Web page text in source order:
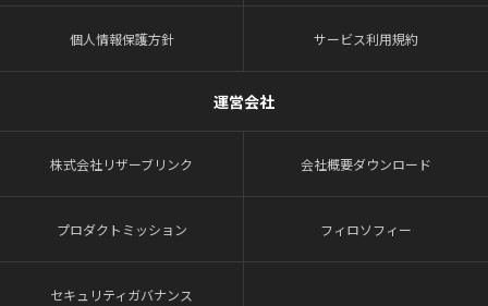
個人情報保護方針 サービス利用規約
運営会社
株式会社リザーブリンク 会社概要ダウンロード
プロダクトミッション フィロソフィー
セキュリティガバナンス